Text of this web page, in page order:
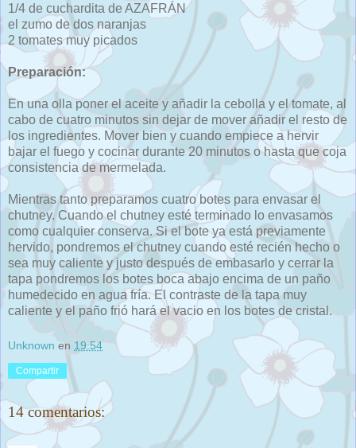
1/4 de cuchardita de AZAFRÁN
el zumo de dos naranjas
2 tomates muy picados
Preparación:
En una olla poner el aceite y añadir la cebolla y el tomate, al
cabo de cuatro minutos sin dejar de mover añadir el resto de
los ingredientes. Mover bien y cuando empiece a hervir
bajar el fuego y cocinar durante 20 minutos o hasta que coja
consistencia de mermelada.
Mientras tanto preparamos cuatro botes para envasar el
chutney. Cuando el chutney esté terminado lo envasamos
como cualquier conserva. Si el bote ya está previamente
hervido, pondremos el chutney cuando esté recién hecho o
sea muy caliente y justo después de embasarlo y cerrar la
tapa pondremos los botes boca abajo encima de un paño
humedecido en agua fría. El contraste de la tapa muy
caliente y el paño frió hará el vacio en los botes de cristal.
Unknown en 19:54
Compartir
14 comentarios: